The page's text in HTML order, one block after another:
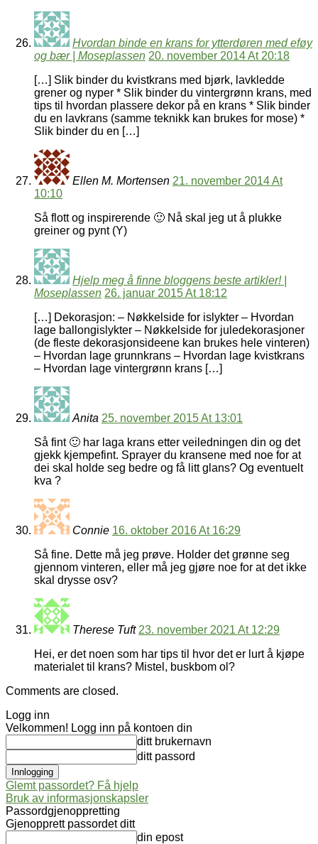
Hvordan binde en krans for ytterdøren med eføy
og bær | Moseplassen 20. november 2014 At 20:18
[…] Slik binder du kvistkrans med bjørk, lavkledde
grener og nyper * Slik binder du vintergrønn krans, med
tips til hvordan plassere dekor på en krans * Slik binder
du en lavkrans (samme teknikk kan brukes for mose) *
Slik binder du en […]
Ellen M. Mortensen 21. november 2014 At
10:10
Så flott og inspirerende 🙂 Nå skal jeg ut å plukke
greiner og pynt (Y)
Hjelp meg å finne bloggens beste artikler! |
Moseplassen 26. januar 2015 At 18:12
[…] Dekorasjon: – Nøkkelside for islykter – Hvordan
lage ballongislykter – Nøkkelside for juledekorasjoner
(de fleste dekorasjonsideene kan brukes hele vinteren)
– Hvordan lage grunnkrans – Hvordan lage kvistkrans
– Hvordan lage vintergrønn krans […]
Anita 25. november 2015 At 13:01
Så fint 🙂 har laga krans etter veiledningen din og det
gjekk kjempefint. Sprayer du kransene med noe for at
dei skal holde seg bedre og få litt glans? Og eventuelt
kva ?
Connie 16. oktober 2016 At 16:29
Så fine. Dette må jeg prøve. Holder det grønne seg
gjennom vinteren, eller må jeg gjøre noe for at det ikke
skal drysse osv?
Therese Tuft 23. november 2021 At 12:29
Hei, er det noen som har tips til hvor det er lurt å kjøpe
materialet til krans? Mistel, buskbom ol?
Comments are closed.
Logg inn
Velkommen! Logg inn på kontoen din
ditt brukernavn
ditt passord
Glemt passordet? Få hjelp
Bruk av informasjonskapsler
Passordgjenoppretting
Gjenopprett passordet ditt
din epost